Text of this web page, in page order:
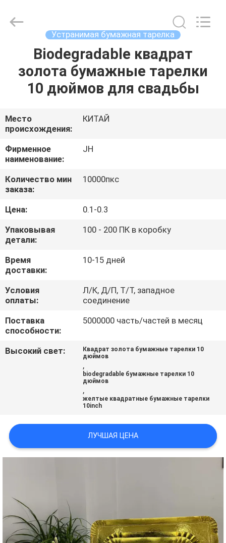
ПРОДУКТЫ
О
НАС
ПУТЕШЕСТВИЕ
ФАБРИКИ
ПРОВЕРКА
КАЧЕСТВА
СВЯЖИТЕСЬ
МЫ
НОВОСТИ
СПРОСИТЕ
PRIVACY
Material
Устранимая бумажная тарелка
Biodegradable квадрат
золота бумажные тарелки
10 дюймов для свадьбы
Место
происхождения:
КИТАЙ
Фирменное
наименование:
JH
Количество мин
заказа:
10000пкс
Цена:
0.1-0.3
Упаковывая
детали:
100 - 200 ПК в коробку
Время
доставки:
10-15 дней
Условия
оплаты:
Л/К, Д/П, Т/Т, западное
соединение
Поставка
способности:
5000000 часть/частей в месяц
Высокий свет:
Квадрат золота бумажные тарелки 10
дюймов
,
biodegradable бумажные тарелки 10
дюймов
,
желтые квадратные бумажные тарелки
10inch
ЛУЧШАЯ ЦЕНА